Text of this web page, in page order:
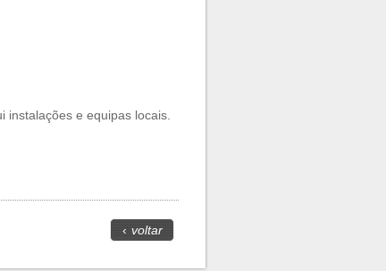
instalações e equipas locais.
‹ voltar